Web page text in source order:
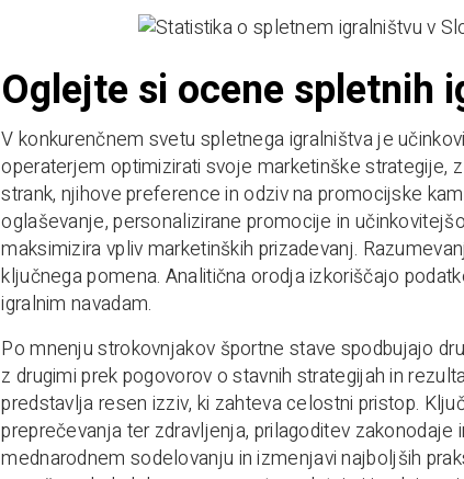
Oglejte si ocene spletnih
V konkurenčnem svetu spletnega igralništva je
operaterjem optimizirati svoje marketinške strategije,
strank, njihove preference in odziv na promocijske
oglaševanje, personalizirane promocije in
maksimizira vpliv marketinških prizadevanj.
ključnega pomena. Analitična orodja izkoriščajo
igralnim navadam.
Po mnenju strokovnjakov športne stave spodbujajo
z drugimi prek pogovorov o stavnih strategijah in
predstavlja resen izziv, ki zahteva celostni pristop.
preprečevanja ter zdravljenja, prilagoditev
mednarodnem sodelovanju in izmenjavi najboljših